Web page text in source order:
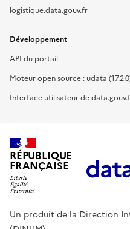
logistique.data.gouv.fr
Développement
API du portail
Moteur open source : udata
Interface utilisateur de
RÉPUBLIQUE
FRANÇAISE
Un produit de la Direction